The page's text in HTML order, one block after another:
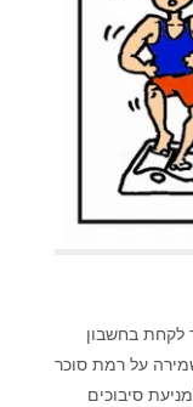
לקחת בחשבון
על רמת סוכר
סיבוכים